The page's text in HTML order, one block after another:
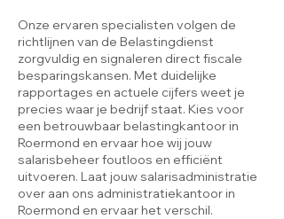
Onze ervaren specialisten volgen de
richtlijnen van de Belastingdienst
zorgvuldig en signaleren direct fiscale
besparingskansen. Met duidelijke
rapportages en actuele cijfers weet je
precies waar je bedrijf staat. Kies voor
een betrouwbaar belastingkantoor in
Roermond en ervaar hoe wij jouw
salarisbeheer foutloos en efficiënt
uitvoeren. Laat jouw salarisadministratie
over aan ons administratiekantoor in
Roermond en ervaar het verschil.